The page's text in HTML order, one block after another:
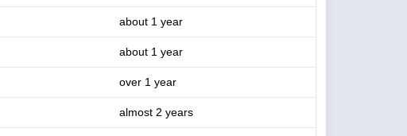
about 1 year
about 1 year
over 1 year
almost 2 years